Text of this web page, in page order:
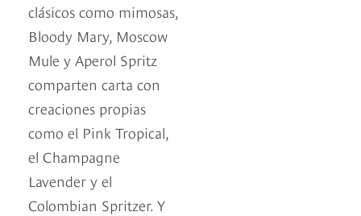
clásicos como mimosas,
Bloody Mary, Moscow
Mule y Aperol Spritz
comparten carta con
creaciones propias
como el Pink Tropical,
el Champagne
Lavender y el
Colombian Spritzer. Y